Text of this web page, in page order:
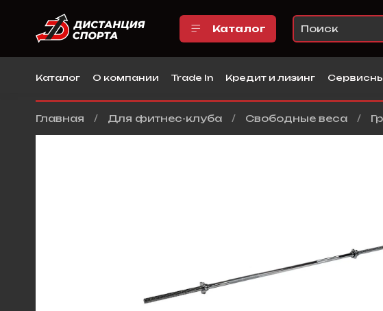
Каталог
Каталог О компании Trade In Кредит и лизинг
Главная Для фитнес-клуба Свободные веса